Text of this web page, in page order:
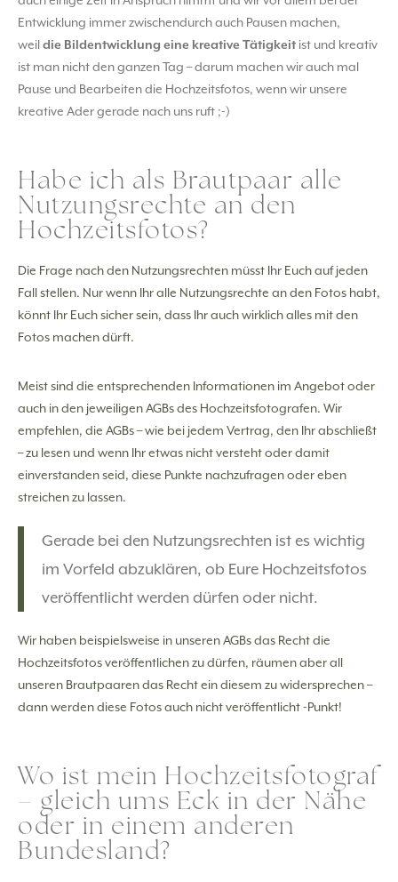
Entwicklung immer zwischendurch auch Pausen machen,
weildie Bildentwicklung eine kreative Tätigkeit ist und kreativ
ist man nicht den ganzen Tag – darum machen wir auch mal
Pause und Bearbeiten die Hochzeitsfotos, wenn wir unsere
kreative Ader gerade nach uns ruft ;-)
Habe ich als Brautpaar alle
Nutzungsrechte an den
Hochzeitsfotos?
Die Frage nach den Nutzungsrechten müsst Ihr Euch auf jeden
Fall stellen. Nur wenn Ihr alle Nutzungsrechte an den Fotos habt,
könnt Ihr Euch sicher sein, dass Ihr auch wirklich alles mit den
Fotos machen dürft.
Meist sind die entsprechenden Informationen im Angebot oder
auch in den jeweiligen AGBs des Hochzeitsfotografen. Wir
empfehlen, die AGBs – wie bei jedem Vertrag, den Ihr abschließt
– zu lesen und wenn Ihr etwas nicht versteht oder damit
einverstanden seid, diese Punkte nachzufragen oder eben
streichen zu lassen.
Gerade bei den Nutzungsrechten ist es wichtig
im Vorfeld abzuklären, ob Eure Hochzeitsfotos
veröffentlicht werden dürfen oder nicht.
Wir haben beispielsweise in unseren AGBs das Recht die
Hochzeitsfotos veröffentlichen zu dürfen, räumen aber all
unseren Brautpaaren das Recht ein diesem zu widersprechen –
dann werden diese Fotos auch nicht veröffentlicht -Punkt!
Wo ist mein Hochzeitsfotograf
– gleich ums Eck in der Nähe
oder in einem anderen
Bundesland?